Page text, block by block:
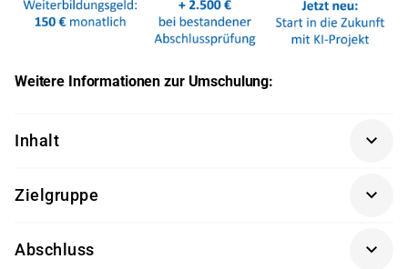
Weitere Informationen zur Umschulung:
Inhalt
Grundlagen der IT
Grundlagen der Programmierung
Grundlagen von Datenbanken
Zielgruppe
Arbeitssuchende mit abgeschlossener Ausbildung, die
Abschluss